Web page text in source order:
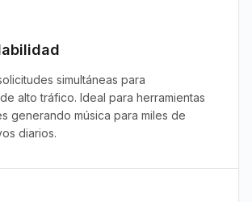
simultáneas para
alto tráfico. Ideal para herramientas
generando música para miles de
diarios.